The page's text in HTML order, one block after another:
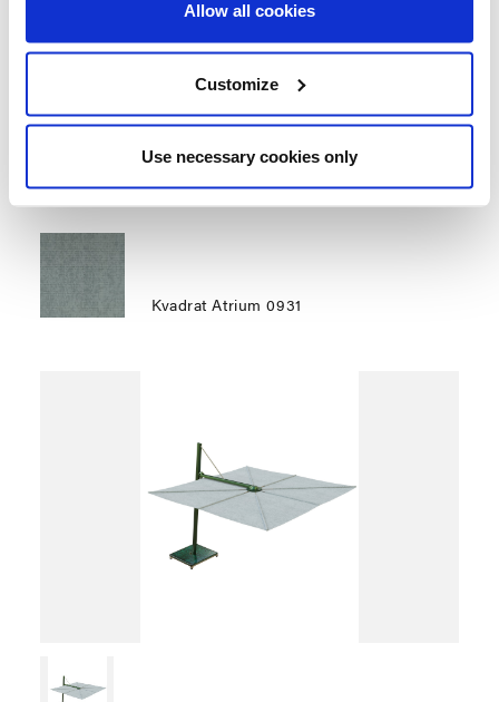
Allow all cookies
Customize
Use necessary cookies only
fermeture et une inclinaison sans effort. De plus, le
minimum d’effort.
TISSU BASE
Kvadrat Atrium 0931